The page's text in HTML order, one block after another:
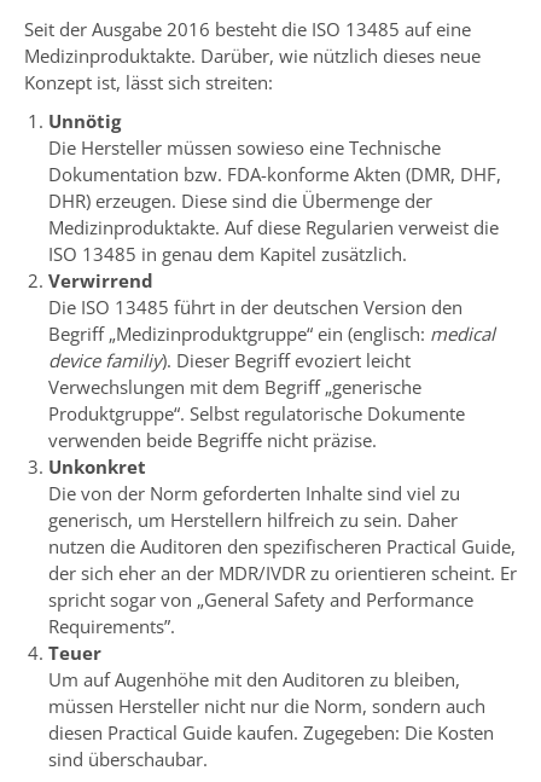
Seit der Ausgabe 2016 besteht die ISO 13485 auf eine
Medizinproduktakte. Darüber, wie nützlich dieses neue
Konzept ist, lässt sich streiten:
Unnötig
Die Hersteller müssen sowieso eine Technische
Dokumentation bzw. FDA-konforme Akten (DMR, DHF,
DHR) erzeugen. Diese sind die Übermenge der
Medizinproduktakte. Auf diese Regularien verweist die
ISO 13485 in genau dem Kapitel zusätzlich.
Verwirrend
Die ISO 13485 führt in der deutschen Version den
Begriff „Medizinproduktgruppe“ ein (englisch: medical
device familiy). Dieser Begriff evoziert leicht
Verwechslungen mit dem Begriff „generische
Produktgruppe“. Selbst regulatorische Dokumente
verwenden beide Begriffe nicht präzise.
Unkonkret
Die von der Norm geforderten Inhalte sind viel zu
generisch, um Herstellern hilfreich zu sein. Daher
nutzen die Auditoren den spezifischeren Practical Guide,
der sich eher an der MDR/IVDR zu orientieren scheint. Er
spricht sogar von „General Safety and Performance
Requirements”.
Teuer
Um auf Augenhöhe mit den Auditoren zu bleiben,
müssen Hersteller nicht nur die Norm, sondern auch
diesen Practical Guide kaufen. Zugegeben: Die Kosten
sind überschaubar.